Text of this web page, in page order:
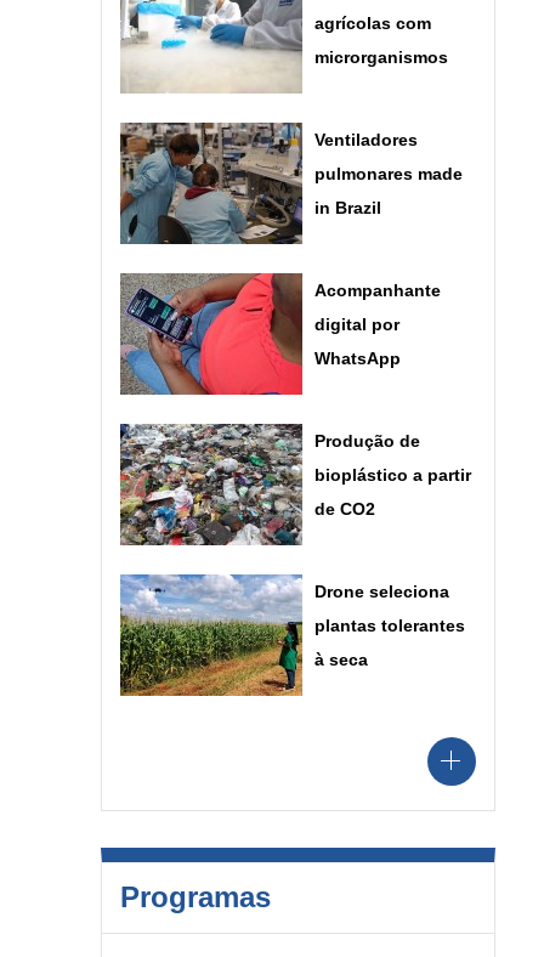
agrícolas com
microrganismos
Ventiladores
pulmonares made
in Brazil
Acompanhante
digital por
WhatsApp
Produção de
bioplástico a partir
de CO2
Drone seleciona
plantas tolerantes
à seca
Programas